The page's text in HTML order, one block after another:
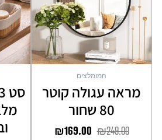
המומלצים
מראה עגולה קוטר
80 שחור
₪249.00
₪169.00